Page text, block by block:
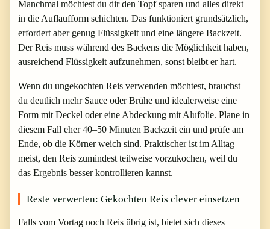
Manchmal möchtest du dir den Topf sparen und alles direkt
in die Auflaufform schichten. Das funktioniert grundsätzlich,
erfordert aber genug Flüssigkeit und eine längere Backzeit.
Der Reis muss während des Backens die Möglichkeit haben,
ausreichend Flüssigkeit aufzunehmen, sonst bleibt er hart.
Wenn du ungekochten Reis verwenden möchtest, brauchst
du deutlich mehr Sauce oder Brühe und idealerweise eine
Form mit Deckel oder eine Abdeckung mit Alufolie. Plane in
diesem Fall eher 40–50 Minuten Backzeit ein und prüfe am
Ende, ob die Körner weich sind. Praktischer ist im Alltag
meist, den Reis zumindest teilweise vorzukochen, weil du
das Ergebnis besser kontrollieren kannst.
Reste verwerten: Gekochten Reis clever einsetzen
Falls vom Vortag noch Reis übrig ist, bietet sich dieses